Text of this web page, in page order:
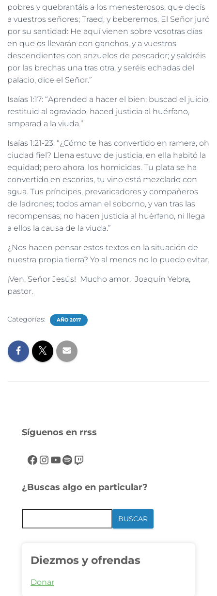
pobres y quebrantáis a los menesterosos, que decís
a vuestros señores; Traed, y beberemos. El Señor juró
por su santidad: He aquí vienen sobre vosotras días
en que os llevarán con ganchos, y a vuestros
descendientes con anzuelos de pescador; y saldréis
por las brechas una tras otra, y seréis echadas del
palacio, dice el Señor.”
Isaías 1:17: “Aprended a hacer el bien; buscad el juicio,
restituid al agraviado, haced justicia al huérfano,
amparad a la viuda.”
Isaías 1:21-23: “¿Cómo te has convertido en ramera, oh
ciudad fiel? Llena estuvo de justicia, en ella habitó la
equidad; pero ahora, los homicidas. Tu plata se ha
convertido en escorias, tu vino está mezclado con
agua. Tus príncipes, prevaricadores y compañeros
de ladrones; todos aman el soborno, y van tras las
recompensas; no hacen justicia al huérfano, ni llega
a ellos la causa de la viuda.”
¿Nos hacen pensar estos textos en la situación de
nuestra propia tierra? Yo al menos no lo puedo evitar.
¡Ven, Señor Jesús! Mucho amor. Joaquín Yebra,
pastor.
Categorías: AÑO 2017
Síguenos en rrss
¿Buscas algo en particular?
BUSCAR
Diezmos y ofrendas
Donar